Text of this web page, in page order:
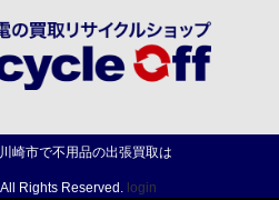
川崎市で不用品の出張買取は
Rights Reserved. login